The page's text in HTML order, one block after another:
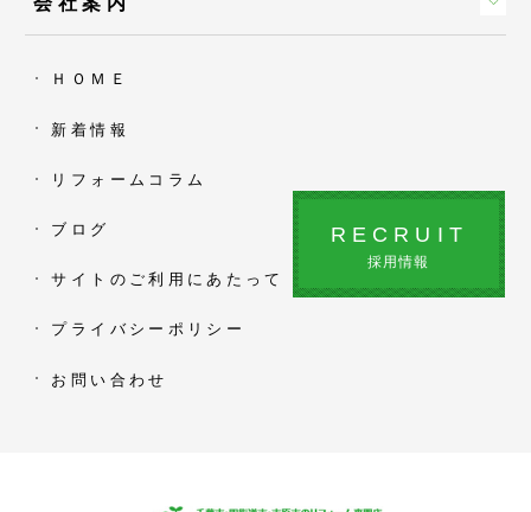
ＨＯＭＥ
新着情報
リフォームコラム
ブログ
サイトのご利用にあたって
プライバシーポリシー
お問い合わせ
RECRUIT
採用情報